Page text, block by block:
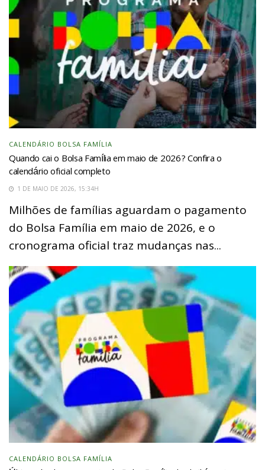
CALENDÁRIO BOLSA FAMÍLIA
Quando cai o Bolsa Família em maio de 2026? Confira o
calendário oficial completo
1 DE MAIO DE 2026, 15:34H
Milhões de famílias aguardam o pagamento
do Bolsa Família em maio de 2026, e o
cronograma oficial traz mudanças nas...
CALENDÁRIO BOLSA FAMÍLIA